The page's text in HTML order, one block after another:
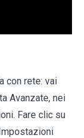
con rete: vai
Avanzate, nei
Fare clic su